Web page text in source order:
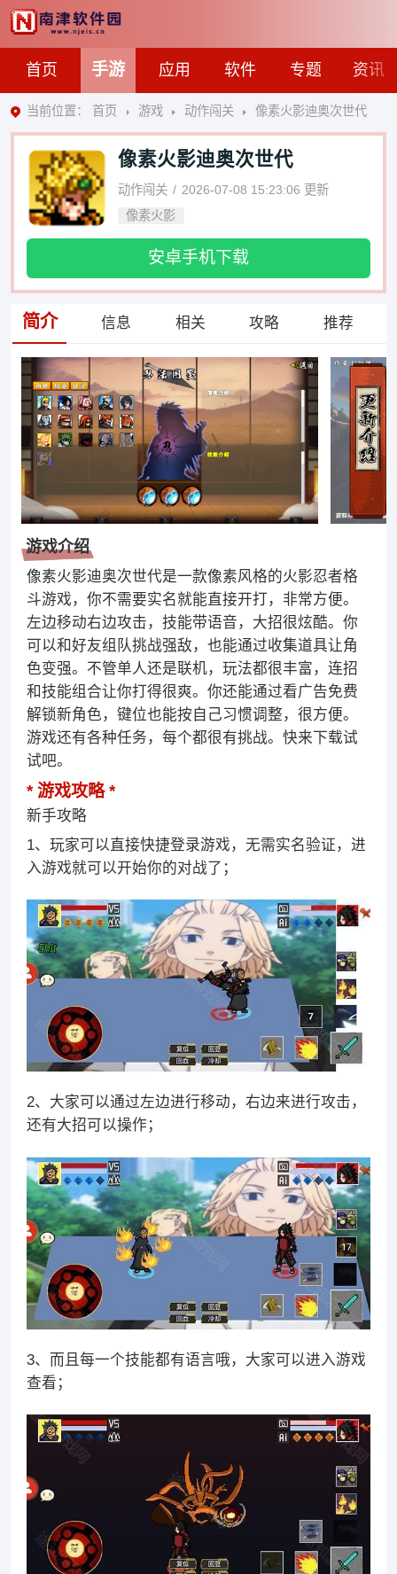
首页 手游 应用 软件 专题 资讯
当前位置： 首页 游戏 动作闯关 像素火影迪奥次世代
像素火影迪奥次世代
动作闯关 2026-07-08 15:23:06 更新
像素火影
安卓手机下载
简介 信息 相关 攻略 推荐
游戏介绍
像素火影迪奥次世代是一款像素风格的火影忍者格
斗游戏，你不需要实名就能直接开打，非常方便。
左边移动右边攻击，技能带语音，大招很炫酷。你
可以和好友组队挑战强敌，也能通过收集道具让角
色变强。不管单人还是联机，玩法都很丰富，连招
和技能组合让你打得很爽。你还能通过看广告免费
解锁新角色，键位也能按自己习惯调整，很方便。
游戏还有各种任务，每个都很有挑战。快来下载试
试吧。
游戏攻略
新手攻略
1、玩家可以直接快捷登录游戏，无需实名验证，进
入游戏就可以开始你的对战了；
2、大家可以通过左边进行移动，右边来进行攻击，
还有大招可以操作；
3、而且每一个技能都有语言哦，大家可以进入游戏
查看；